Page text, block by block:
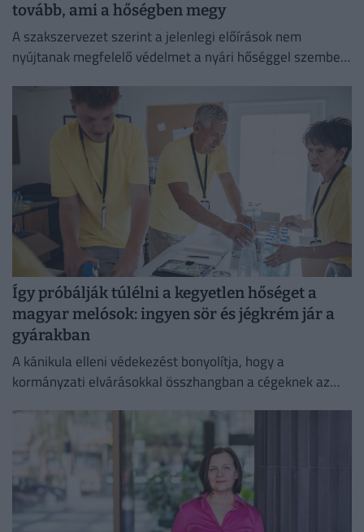
tovább, ami a hőségben megy
A szakszervezet szerint a jelenlegi előírások nem
nyújtanak megfelelő védelmet a nyári hőséggel szemben,
védelmében.
Így próbálják túlélni a kegyetlen hőséget a
magyar melósok: ingyen sör és jégkrém jár a
gyárakban
A kánikula elleni védekezést bonyolítja, hogy a
kormányzati elvárásokkal összhangban a cégeknek az